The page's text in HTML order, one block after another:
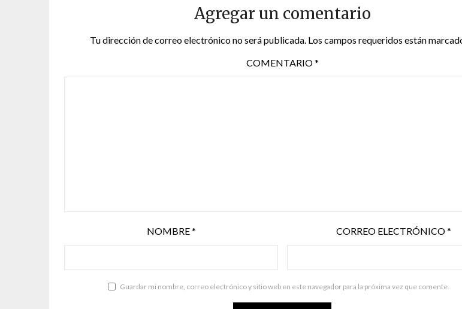
Agregar un comentario
Tu dirección de correo electrónico no será publicada. Los campos requeridos están
COMENTARIO*
NOMBRE* CORREO ELECTRÓNICO*
Guardar mi nombre, correo electrónico y sitio web en este navegador para la próxima vez que comente.